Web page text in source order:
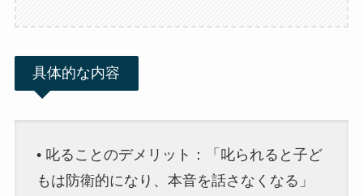
具体的な内容
• 叱ることのデメリット：「叱られると子ど
もは防衛的になり、本音を話さなくなる」